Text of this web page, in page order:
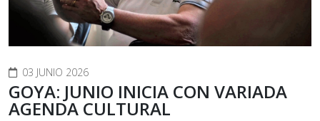
03 JUNIO 2026
GOYA: JUNIO INICIA CON VARIADA
AGENDA CULTURAL